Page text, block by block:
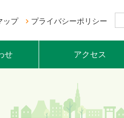
ップ プライバシーポリシー
せ アクセス